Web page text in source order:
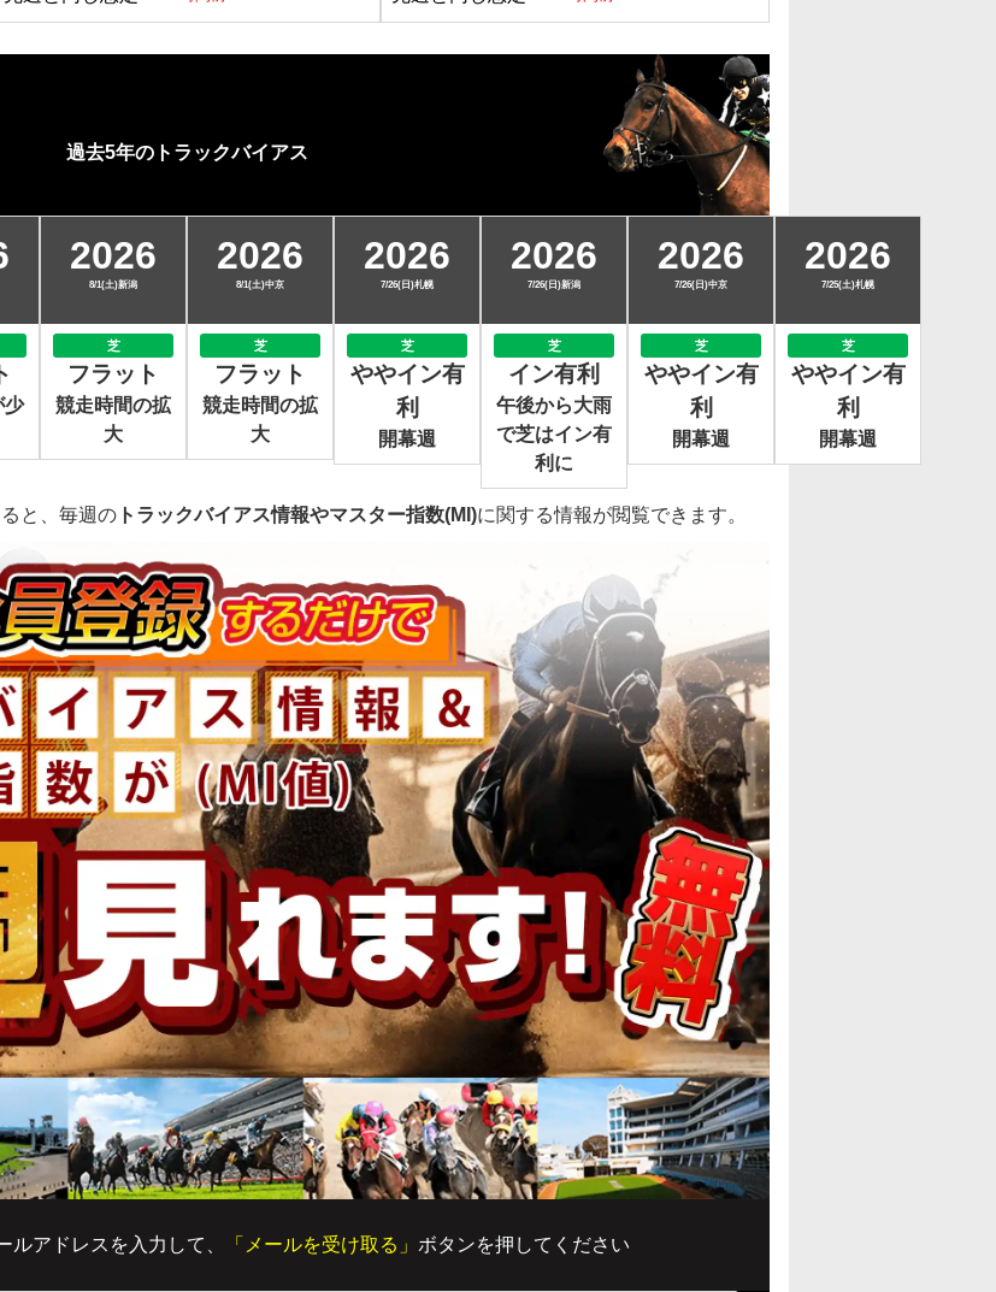
過去5年のトラックバイアス
少
2026
8/1(土)新潟
芝
フラット
競走時間の拡
大
2026
8/1(土)中京
芝
フラット
競走時間の拡
大
2026
7/26(日)札幌
芝
ややイン有
利
開幕週
2026
7/26(日)新潟
芝
イン有利
午後から大雨
で芝はイン有
利に
2026
7/26(日)中京
芝
ややイン有
利
開幕週
2026
7/25(土)札幌
芝
ややイン有
利
開幕週
と、毎週の トラックバイアス情報やマスター指数(MI)に関する情報が閲覧できます。
ルアドレスを入力して、 「メールを受け取る」 ボタンを押してください